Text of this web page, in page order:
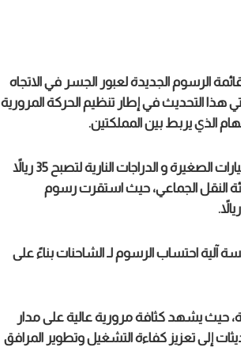
الرسوم الجديدة لعبور الجسر في الاتجاه
الموافق 18 فبراير المقبل. ويأتي هذا التحديث في إطار تنظيم الحركة المرورية
الذي يربط بين المملكتين.
ووفقاً للأسعار الرسمية الجديدة، فقد تقرر توحيد رسوم العبور لـ السيارات الصغيرة و الدراجات النارية لتصبح 35 ريالاً
فئة النقل الجماعي، حيث استقرت رسوم
آلية احتساب الرسوم لـ الشاحنات بناءً على
حيث يشهد كثافة مرورية عالية على مدار
إلى تعزيز كفاءة التشغيل وتطوير المرافق